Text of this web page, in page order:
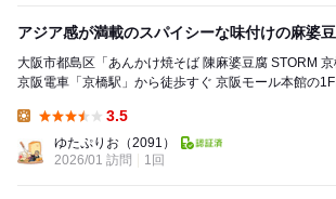
アジア感が満載のスパイシーな味付けの麻婆
大阪市都島区「あんかけ焼そば 陳麻婆豆腐 STORM 京橋店
京阪電車「京橋駅」から徒歩すぐ 京阪モール本館の1Fにある「あんかけ
3.5
ゆたぷりお （2091）
2026/01 訪問
1回